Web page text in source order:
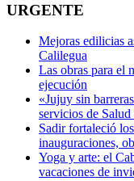
URGENTE
Mejoras edilicias
Calilegua
Las obras para el
ejecución
«Jujuy sin
servicios de Salud
Sadir fortaleció
inauguraciones,
Yoga y arte: el
vacaciones de